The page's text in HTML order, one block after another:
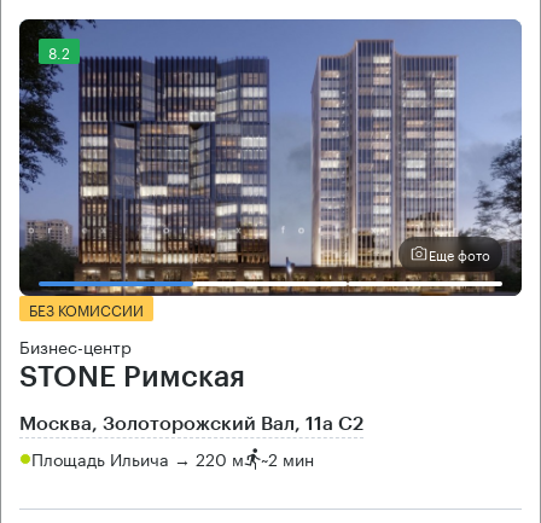
8.2
Еще фото
БЕЗ КОМИССИИ
Бизнес-центр
STONE Римская
Москва, Золоторожский Вал, 11а С2
Площадь Ильича → 220 м ~2 мин